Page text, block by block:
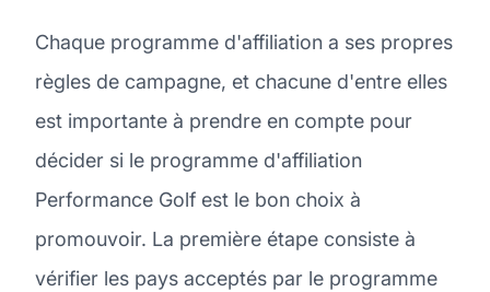
Chaque programme d'affiliation a ses propres
règles de campagne, et chacune d'entre elles
est importante à prendre en compte pour
décider si le programme d'affiliation
Performance Golf est le bon choix à
promouvoir. La première étape consiste à
vérifier les pays acceptés par le programme